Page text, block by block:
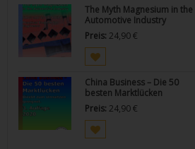
The Myth Magnesium in the
Automotive Industry
Preis: 24,90€
China Business – Die 50
besten Marktlücken
Preis: 24,90€